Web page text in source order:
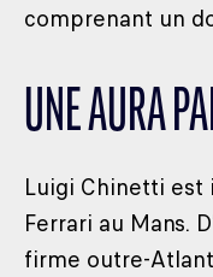
comprenant un
UNE AURA
Luigi Chinetti est
Ferrari au Mans.
firme outre-